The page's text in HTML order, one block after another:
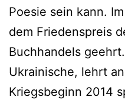
Poesie sein kann.
dem Friedenspreis
Buchhandels
Ukrainische, lehrt
Kriegsbeginn 2014